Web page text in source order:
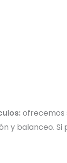
ofrecemos
y balanceo.